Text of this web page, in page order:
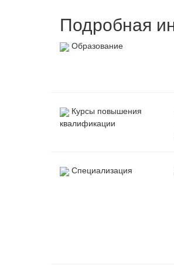
Подробная
Образование
Курсы повышения
квалификации
Специализация